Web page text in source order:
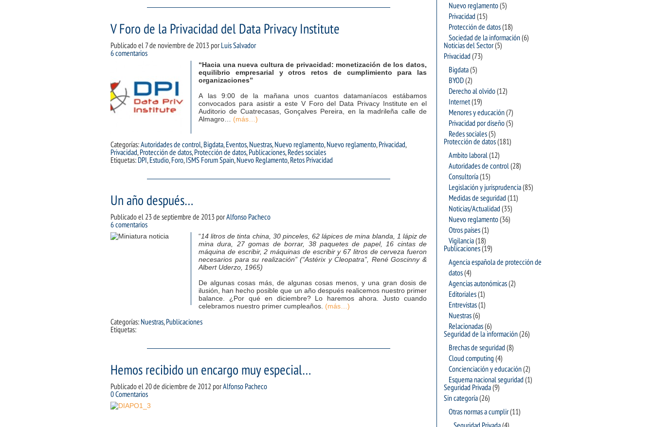
V Foro de la Privacidad del Data Privacy Institute
Publicado el 7 de noviembre de 2013 porLuis Salvador
6 comentarios
“Hacia una nueva cultura de privacidad: monetización de los datos,
equilibrio empresarial y otros retos de cumplimiento para las
organizaciones”
A las 9:00 de la mañana unos cuantos datamaníacos estábamos
convocados para asistir a este V Foro del Data Privacy Institute en el
Auditorio de Cuatrecasas, Gonçalves Pereira, en la madrileña calle de
Almagro… (más…)
Categorías:Autoridades de control, Bigdata, Eventos, Nuestras, Nuevo reglamento, Nuevo reglamento, Privacidad,
Privacidad, Protección de datos, Protección de datos, Publicaciones, Redes sociales
Etiquetas: DPI, Estudio, Foro, ISMS Forum Spain, Nuevo Reglamento, Retos Privacidad
Un año después…
Publicado el 23 de septiembre de 2013 porAlfonso Pacheco
6 comentarios
“14 litros de tinta china, 30 pinceles, 62 lápices de mina blanda, 1 lápiz de
mina dura, 27 gomas de borrar, 38 paquetes de papel, 16 cintas de
máquina de escribir, 2 máquinas de escribir y 67 litros de cerveza fueron
necesarios para su realización” (“Astérix y Cleopatra”, René Goscinny &
Albert Uderzo, 1965)
De algunas cosas más, de algunas cosas menos, y una gran dosis de
ilusión, han hecho posible que un año después realicemos nuestro primer
balance. ¿Por qué en diciembre? Lo haremos ahora. Justo cuando
celebramos nuestro primer cumpleaños. (más…)
Categorías: Nuestras,Publicaciones
Etiquetas:
Hemos recibido un encargo muy especial…
Publicado el 20 de diciembre de 2012 porAlfonso Pacheco
0 Comentarios
Nuevo reglamento(5)
Privacidad (15)
Protección de datos(18)
Sociedad de la información(6)
Noticias del Sector(5)
Privacidad (73)
Bigdata(5)
BYOD(2)
Derecho al olvido(12)
Internet(19)
Menores y educación(7)
Privacidad por diseño(5)
Redes sociales(5)
Protección de datos(181)
Ambito laboral(12)
Autoridades de control(28)
Consultoría(15)
Legislación y jurisprudencia(85)
Medidas de seguridad (11)
Noticias/Actualidad (35)
Nuevo reglamento(36)
Otros países(1)
Vigilancia(18)
Publicaciones(19)
Agencia española de protección de
datos(4)
Agencias autonómicas(2)
Editoriales(1)
Entrevistas(1)
Nuestras(6)
Relacionadas(6)
Seguridad de la información(26)
Brechas de seguridad (8)
Cloud computing (4)
Concienciación y educación(2)
Esquema nacional seguridad (1)
Seguridad Privada(9)
Sin categoría(26)
Otras normas a cumplir(11)